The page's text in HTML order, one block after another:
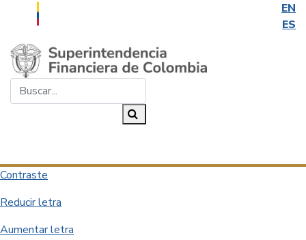
EN
ES
Saltar al contenido principal
Contraste
Reducir letra
Aumentar letra